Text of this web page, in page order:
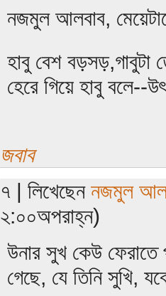
নজমুল আলবাব,
হাবু বেশ বড়সড়,গাবুটা
হেরে গিয়ে হাবু বলে--
জবাব
৭ | লিখেছেন নজমুল
২:০০অপরাহ্ন)
উনার সুখ কেউ ফেরাতে
গেছে, যে তিনি সুখি,